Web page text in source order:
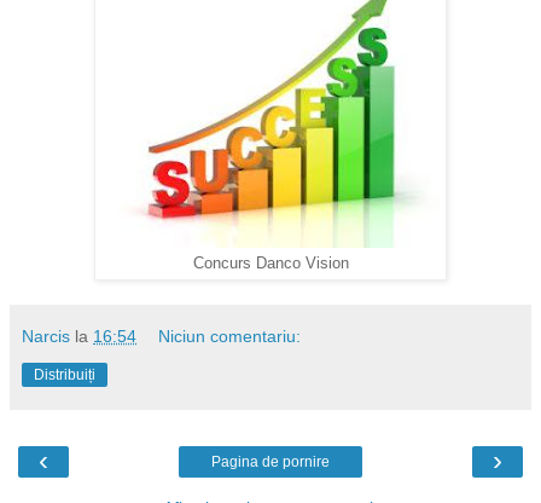
Concurs Danco Vision
Narcis la 16:54 Niciun comentariu:
Distribuiți
‹ ›
Pagina de pornire